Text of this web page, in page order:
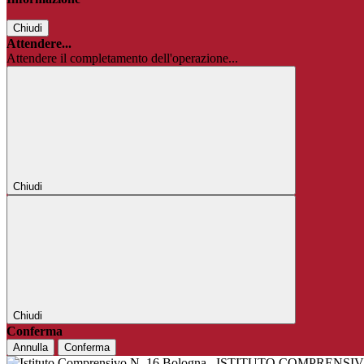
Chiudi
Attendere...
Attendere il completamento dell'operazione...
Chiudi
Chiudi
Conferma
Annulla Conferma